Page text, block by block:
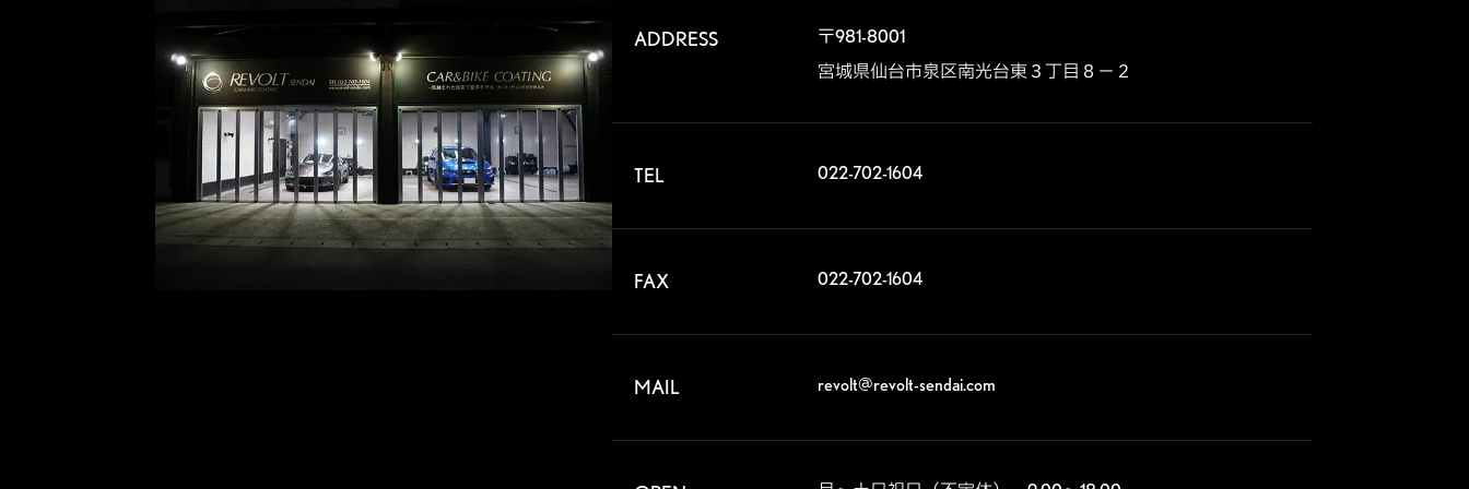
ADDRESS
〒981-8001
宮城県仙台市泉区南光台東３丁目８−２
TEL 022-702-1604
FAX 022-702-1604
MAIL revolt@revolt-sendai.com